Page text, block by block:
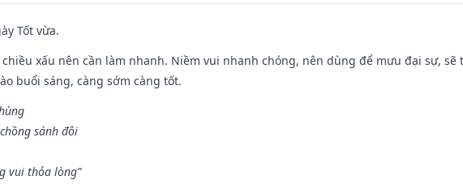
Tốt vừa.
xấu nên cần làm nhanh. Niềm vui nhanh chóng, nên dùng để mưu đại sự, sẽ
buổi sáng, càng sớm càng tốt.
sánh đôi
vui thỏa lòng”